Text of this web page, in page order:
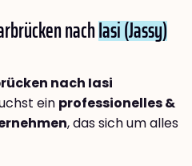
nachIasi (Jassy)
nach Iasi
ein professionelles &
, das sich um alles